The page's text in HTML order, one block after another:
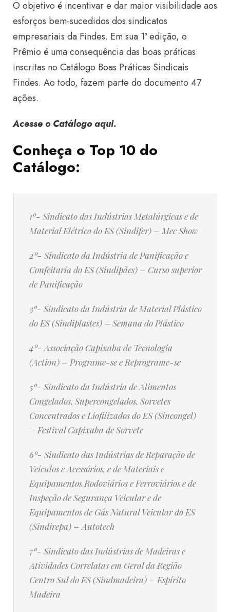
O objetivo é incentivar e dar maior visibilidade aos
esforços bem-sucedidos dos sindicatos
empresariais da Findes. Em sua 1ª edição, o
Prêmio é uma consequência das boas práticas
inscritas no Catálogo Boas Práticas Sindicais
Findes. Ao todo, fazem parte do documento 47
ações.
Acesse o Catálogo aqui.
Conheça o Top 10 do
Catálogo:
1º- Sindicato das Indústrias Metalúrgicas e de
Material Elétrico do ES (Sindifer) – Mec Show
2º- Sindicato da Indústria de Panificação e
Confeitaria do ES (Sindipães) – Curso superior
de Panificação
3º- Sindicato da Indústria de Material Plástico
do ES (Sindiplastes) – Semana do Plástico
4º- Associação Capixaba de Tecnologia
(Action) – Programe-se e Reprograme-se
5º- Sindicato da Indústria de Alimentos
Congelados, Supercongelados, Sorvetes
Concentrados e Liofilizados do ES (Sincongel)
– Festival Capixaba de Sorvete
6º- Sindicato das Indústrias de Reparação de
Veículos e Acessórios, e de Materiais e
Equipamentos Rodoviários e Ferroviários e de
Inspeção de Segurança Veicular e de
Equipamentos de Gás Natural Veicular do ES
(Sindirepa) – Autotech
7º- Sindicato das Indústrias de Madeiras e
Atividades Correlatas em Geral da Região
Centro Sul do ES (Sindmadeira) – Espírito
Madeira